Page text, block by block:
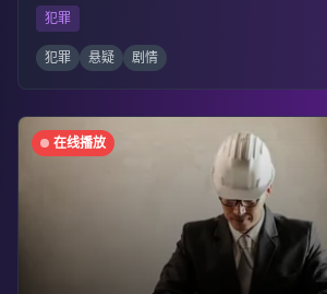
犯罪
犯罪 悬疑 剧情
在线播放